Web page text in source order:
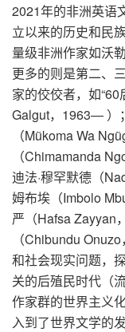
2021年的非洲英语
立以来的历史和民
量级非洲作家如沃
更多的则是第二、
家的佼佼者，如“60
Galgut，1963— ）
（Mũkoma Wa
（Chimamanda
迪法·穆罕默德（
姆布埃（Imbolo
严（Hafsa Zayyan
（Chibundu
和社会现实问题，
关的后殖民时代（
作家群的世界主义
入到了世界文学的